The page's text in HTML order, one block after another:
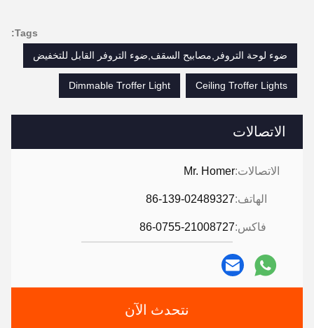
الاتصالات
الاتصالات:Mr. Homer
الهاتف:86-139-02489327
فاكس:86-0755-21008727
نتحدث الآن
Tags:
ضوء لوحة التروفر,مصابيح السقف,ضوء التروفر القابل للتخفيض
Ceiling Troffer Lights
Dimmable Troffer Light